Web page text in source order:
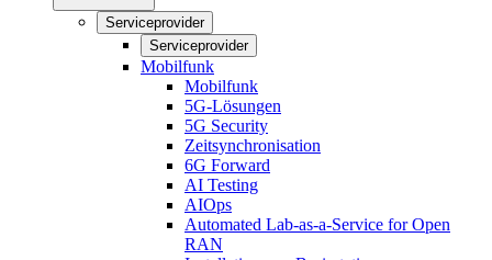
Serviceprovider
Serviceprovider
Mobilfunk
Mobilfunk
5G-Lösungen
5G Security
Zeitsynchronisation
6G Forward
AI Testing
AIOps
Automated Lab-as-a-Service for Open
RAN